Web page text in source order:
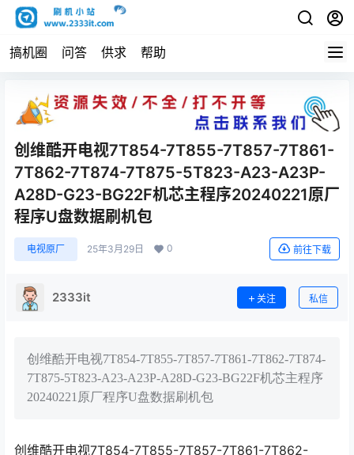
搞机圈 问答 供求 帮助
创维酷开电视7T854-7T855-7T857-7T861-
7T862-7T874-7T875-5T823-A23-A23P-
A28D-G23-BG22F机芯主程序20240221原厂
程序U盘数据刷机包
电视原厂 25年3月29日 0 前往下载
2333it 关注 私信
创维酷开电视7T854-7T855-7T857-7T861-7T862-7T874-
7T875-5T823-A23-A23P-A28D-G23-BG22F机芯主程序
20240221原厂程序U盘数据刷机包
创维酷开电视7T854-7T855-7T857-7T861-7T862-